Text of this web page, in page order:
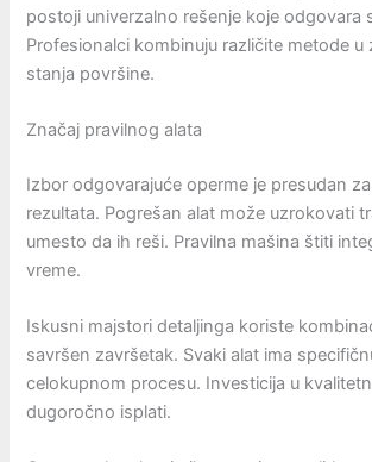
postoji univerzalno rešenje koje odgovara
Profesionalci kombinuju različite metode u
stanja površine.
Značaj pravilnog alata
Izbor odgovarajuće operme je presudan
rezultata. Pogrešan alat može uzrokovati
umesto da ih reši. Pravilna mašina štiti
vreme.
Iskusni majstori detaljinga koriste
savršen završetak. Svaki alat ima
celokupnom procesu. Investicija u
dugoročno isplati.